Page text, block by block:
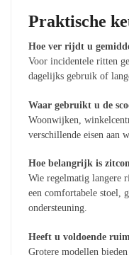
Praktische
Hoe ver rijdt u
Voor incidentele ritten
dagelijks gebruik of
Waar gebruikt u de
Woonwijken,
verschillende eisen aan
Hoe belangrijk is
Wie regelmatig langere
een comfortabele stoel,
ondersteuning.
Heeft u voldoende
Grotere modellen